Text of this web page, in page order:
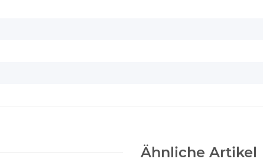
Ähnliche Artikel